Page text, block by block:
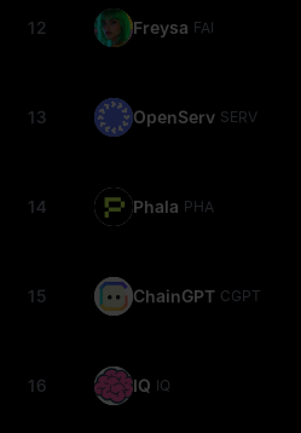
12 Freysa FAI
13 OpenServ SERV
14 Phala PHA
15 ChainGPT CGPT
16 IQ IQ